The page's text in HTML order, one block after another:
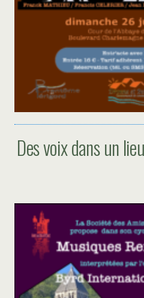
Des voix dans un